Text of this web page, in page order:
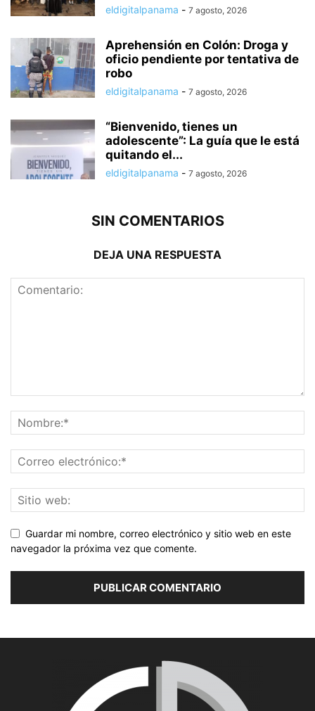
eldigitalpanama - 7 agosto, 2026
Aprehensión en Colón: Droga y
oficio pendiente por tentativa de
robo
eldigitalpanama - 7 agosto, 2026
“Bienvenido, tienes un
adolescente”: La guía que le está
quitando el...
eldigitalpanama - 7 agosto, 2026
SIN COMENTARIOS
DEJA UNA RESPUESTA
Guardar mi nombre, correo electrónico y sitio web en este
navegador la próxima vez que comente.